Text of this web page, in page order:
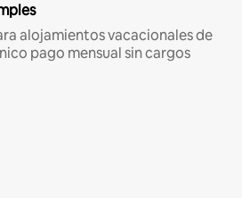
alojamientos vacacionales de
pago mensual sin cargos